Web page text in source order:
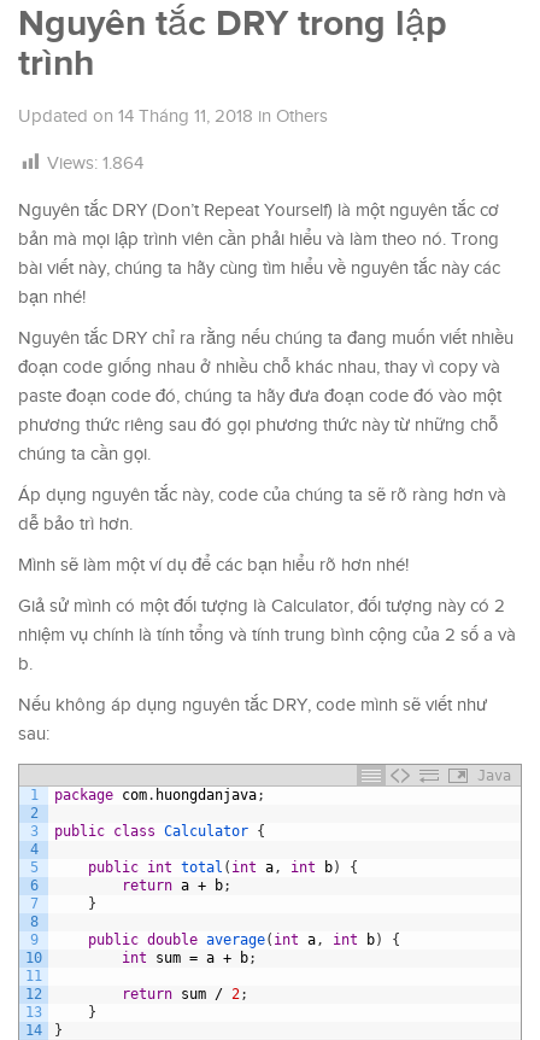
Nguyên tắc DRY trong lập
trình
Updated on 14 Tháng 11, 2018 in Others
Views: 1.864
Nguyên tắc DRY (Don’t Repeat Yourself) là một nguyên tắc cơ
bản mà mọi lập trình viên cần phải hiểu và làm theo nó. Trong
bài viết này, chúng ta hãy cùng tìm hiểu về nguyên tắc này các
bạn nhé!
Nguyên tắc DRY chỉ ra rằng nếu chúng ta đang muốn viết nhiều
đoạn code giống nhau ở nhiều chỗ khác nhau, thay vì copy và
paste đoạn code đó, chúng ta hãy đưa đoạn code đó vào một
phương thức riêng sau đó gọi phương thức này từ những chỗ
chúng ta cần gọi.
Áp dụng nguyên tắc này, code của chúng ta sẽ rõ ràng hơn và
dễ bảo trì hơn.
Mình sẽ làm một ví dụ để các bạn hiểu rõ hơn nhé!
Giả sử mình có một đối tượng là Calculator, đối tượng này có 2
nhiệm vụ chính là tính tổng và tính trung bình cộng của 2 số a và
b.
Nếu không áp dụng nguyên tắc DRY, code mình sẽ viết như
sau:
Java
1
2
3
4
5
6
7
8
9
10
11
12
13
14
package com. huongdanjava;
public class Calculator {
public int total ( int a , int b)
{
return a + b;
}
public double average( int a , int b)
{
int
sum = a + b;
return sum / 2;
}
}